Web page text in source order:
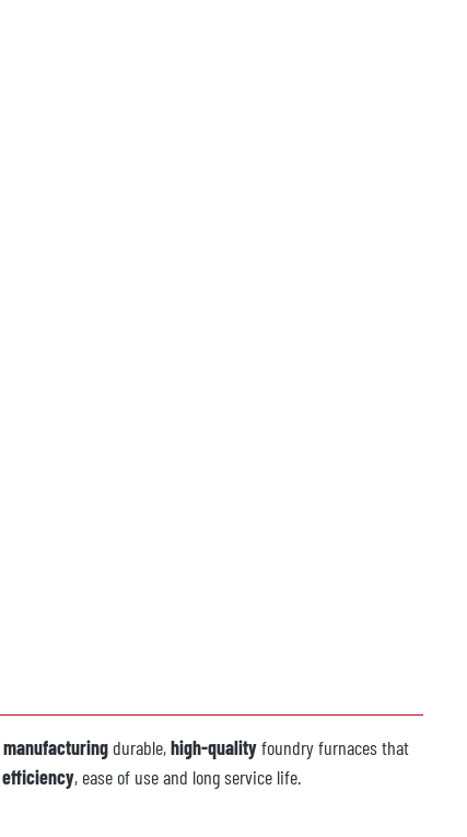
manufacturing durable,high-qualityfoundry furnaces that
efficiency, ease of use and long service life.